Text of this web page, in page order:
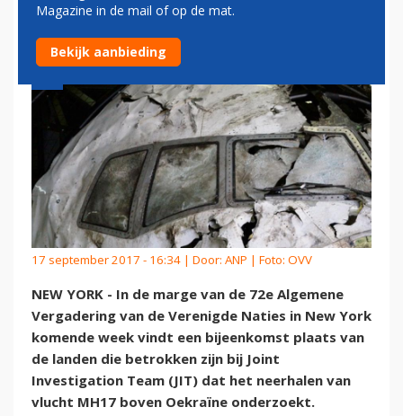
TIJDENS VN-TOP
17 september 2017 - 16:34 | Door: ANP | Foto: OVV
NEW YORK - In de marge van de 72e Algemene
Vergadering van de Verenigde Naties in New York
komende week vindt een bijeenkomst plaats van
de landen die betrokken zijn bij Joint
Investigation Team (JIT) dat het neerhalen van
vlucht MH17 boven Oekraïne onderzoekt.
Magazine in de mail of op de mat.
Bekijk aanbieding